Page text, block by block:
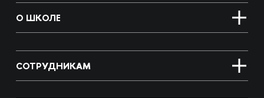
О ШКОЛЕ
СОТРУДНИКАМ